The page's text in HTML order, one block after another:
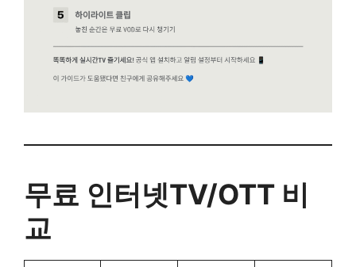
무료 인터넷TV/OTT 비
교